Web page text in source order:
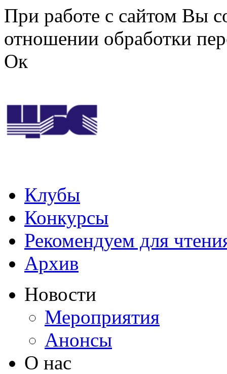
Перейти к основному содержанию
При работе с сайтом Вы
отношении обработки
Ок
Клубы
Конкурсы
Рекомендуем для
Архив
Новости
Мероприятия
Анонсы
О нас